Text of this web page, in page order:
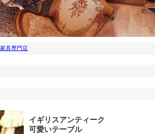
具専門店
イギリスアンティーク
可愛いテーブル